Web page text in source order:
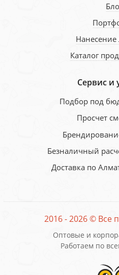
Нанесение
Каталог
Сервис и
Подбор под
Просчет
Безналичный
Доставка по
2016 - 2026 © Все
Оптовые и
Работаем по